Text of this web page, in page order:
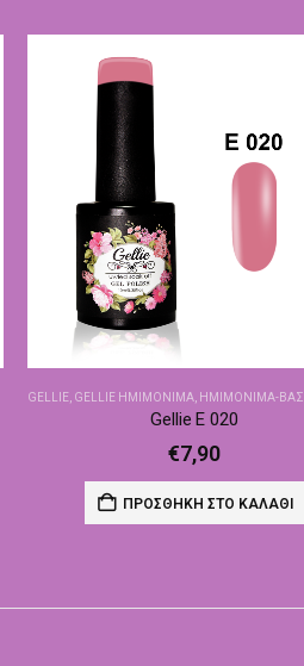
GELLIE, GELLIE ΗΜΙΜΌΝΙΜΑ, ΗΜΙΜΌΝΙΜΑ-ΒΑΣΙΚΆ
Gellie E 020
€7,90
ΠΡΟΣΘΉΚΗ ΣΤΟ ΚΑΛΆΘΙ